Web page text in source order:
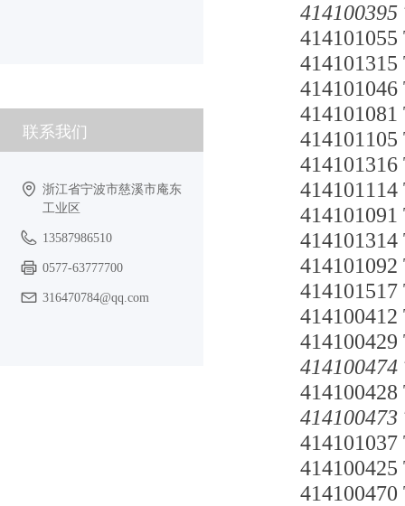
414100395
414100474
414100473
联系我们
浙江省宁波市慈溪市庵东
工业区
13587986510
0577-63777700
316470784@qq.com